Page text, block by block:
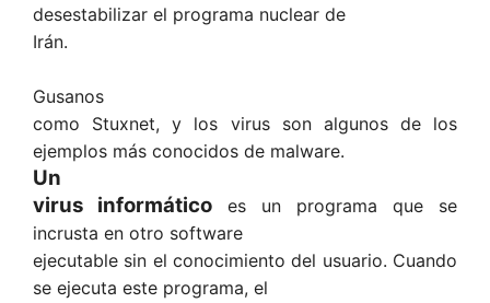
desestabilizar el programa nuclear de
Irán.
Gusanos
como Stuxnet, y los virus son algunos de los
ejemplos más conocidos de malware.
Un
virus informático
es un programa que se
incrusta en otro software
ejecutable sin el conocimiento del usuario. Cuando
se ejecuta este programa, el